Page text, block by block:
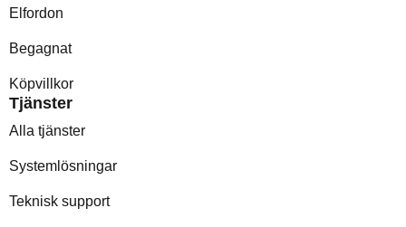
Elfordon
Begagnat
Köpvillkor
Tjänster
Alla tjänster
Systemlösningar
Teknisk support